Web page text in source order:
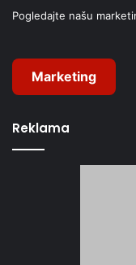
Pogledajte našu
Marketing
Reklama